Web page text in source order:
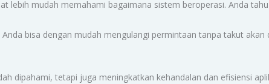
lebih mudah memahami bagaimana sistem beroperasi. Anda
Anda bisa dengan mudah mengulangi permintaan tanpa takut akan
dipahami, tetapi juga meningkatkan kehandalan dan efisiensi